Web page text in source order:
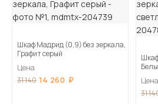
Шкаф Мадрид (0,9) без зеркала,
Графит серый
Цена
31 140 14 260
Цена
31